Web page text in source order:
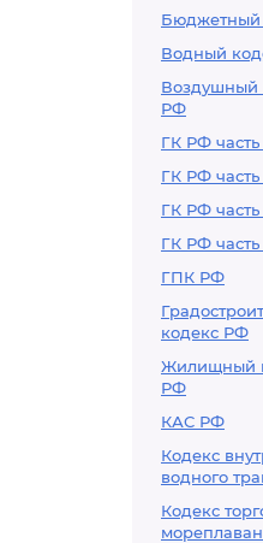
Бюджетный
Водный
Воздушный
РФ
ГК РФ часть
ГК РФ часть
ГК РФ часть
ГК РФ
ГПК РФ
кодекс РФ
Жилищный
РФ
КАС РФ
Кодекс
водного
Кодекс